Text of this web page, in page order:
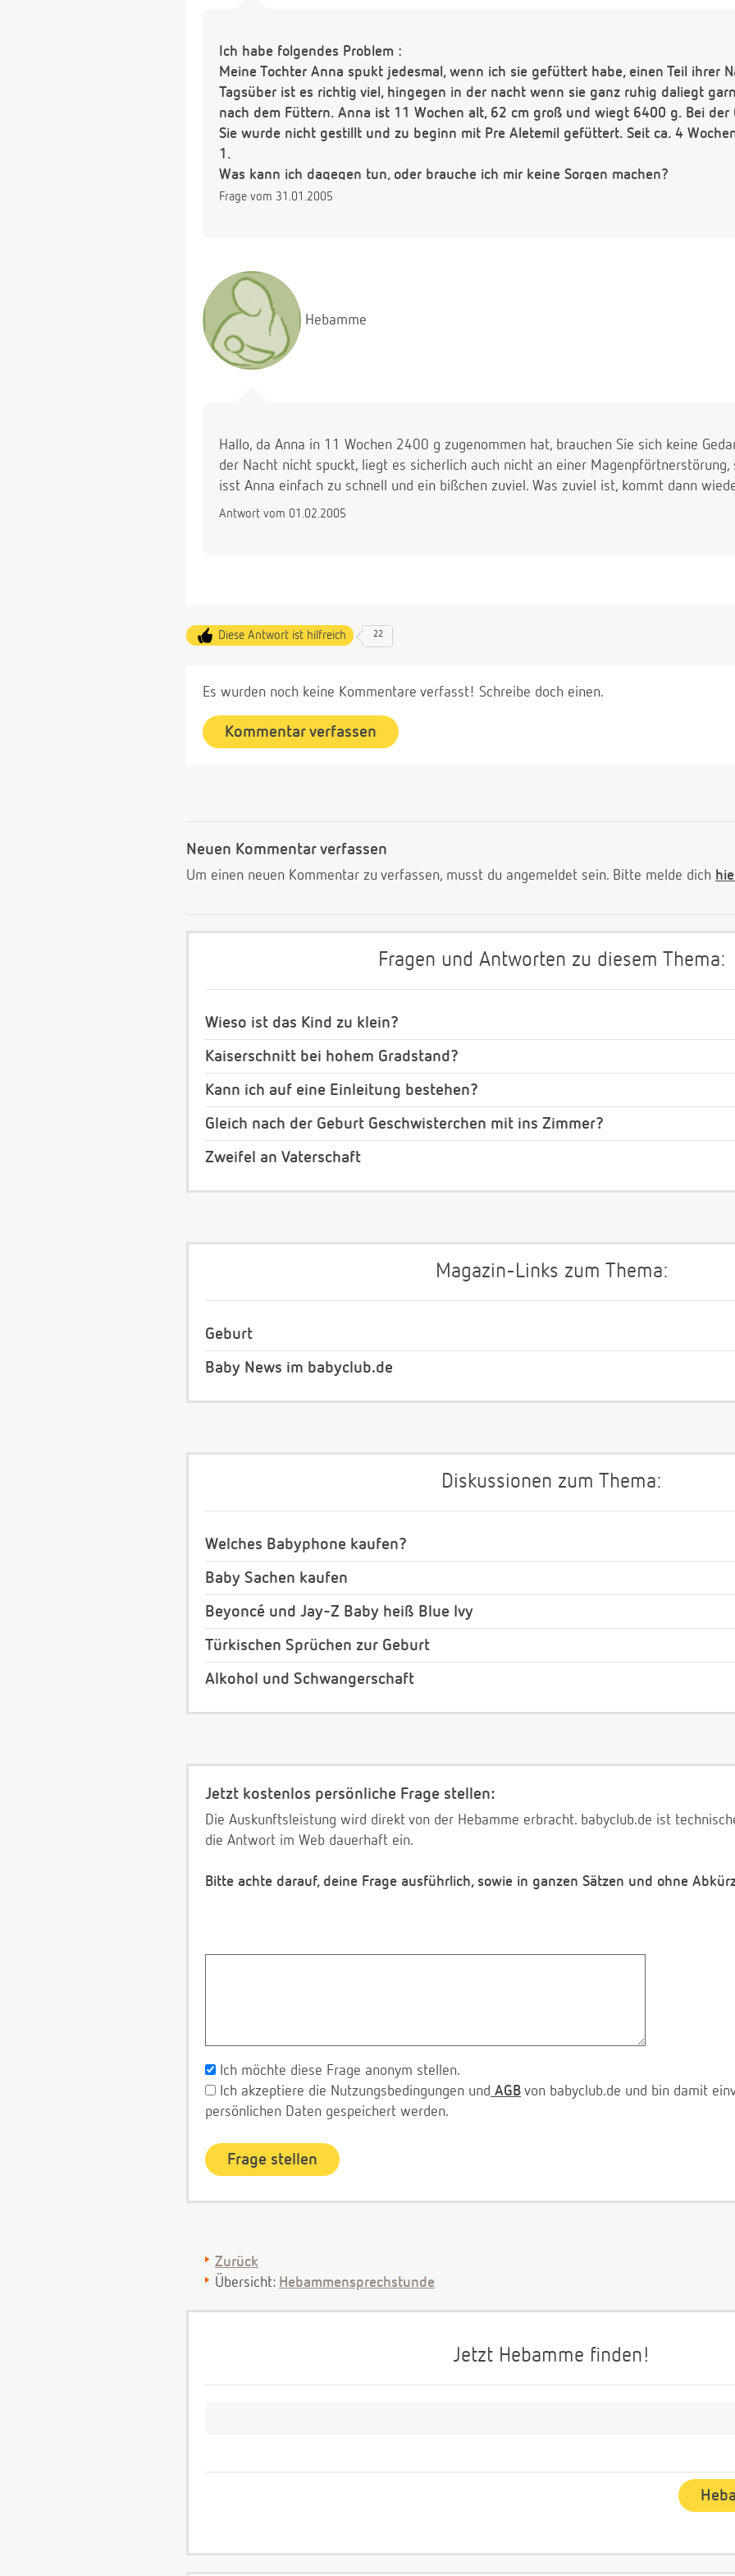
Ich habe folgendes Problem :
Meine Tochter Anna spukt jedesmal, wenn ich sie gefüttert habe, einen Teil ihrer
Tagsüber ist es richtig viel, hingegen in der nacht wenn sie ganz ruhig daliegt
nach dem Füttern. Anna ist 11 Wochen alt, 62 cm groß und wiegt 6400 g. Bei
Sie wurde nicht gestillt und zu beginn mit Pre Aletemil gefüttert. Seit ca. 4
1.
Was kann ich dagegen tun, oder brauche ich mir keine Sorgen machen?
Frage vom 31.01.2005
Hebamme
Hallo, da Anna in 11 Wochen 2400 g zugenommen hat, brauchen Sie sich keine
der Nacht nicht spuckt, liegt es sicherlich auch nicht an einer Magenpförtnerstörung,
isst Anna einfach zu schnell und ein bißchen zuviel. Was zuviel ist, kommt dann
Antwort vom 01.02.2005
Diese Antwort ist hilfreich 22
Es wurden noch keine Kommentare verfasst! Schreibe doch einen.
Kommentar verfassen
Neuen Kommentar verfassen
Um einen neuen Kommentar zu verfassen, musst du angemeldet sein. Bitte melde dich
Fragen und Antworten zu diesem Thema:
Wieso ist das Kind zu klein?
Kaiserschnitt bei hohem Gradstand?
Kann ich auf eine Einleitung bestehen?
Gleich nach der Geburt Geschwisterchen mit ins Zimmer?
Zweifel an Vaterschaft
Magazin-Links zum Thema:
Geburt
Baby News im babyclub.de
Diskussionen zum Thema:
Welches Babyphone kaufen?
Baby Sachen kaufen
Beyoncé und Jay-Z Baby heiß Blue Ivy
Türkischen Sprüchen zur Geburt
Alkohol und Schwangerschaft
Jetzt kostenlos persönliche Frage stellen:
Die Auskunftsleistung wird direkt von der Hebamme erbracht. babyclub.de ist
die Antwort im Web dauerhaft ein.
Bitte achte darauf, deine Frage ausführlich, sowie in ganzen Sätzen und ohne
Ich möchte diese Frage anonym stellen.
Ich akzeptiere die Nutzungsbedingungen und AGB von babyclub.de und bin damit
persönlichen Daten gespeichert werden.
Zurück
Übersicht: Hebammensprechstunde
Jetzt Hebamme finden!